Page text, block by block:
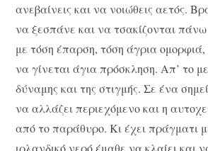
ανεβαίνεις και να νοιώθεις αετός.
να ξεσπάνε και να τσακίζονται
με τόση έπαρση, τόση άγρια
να γίνεται άγια πρόσκληση. Απ’ το
δύναμης και της στιγμής. Σε ένα
να αλλάζει περιεχόμενο και η
από το παράθυρο. Κι έχει πράγματι
ιρλανδικό νερό έμαθε να κλαίει και